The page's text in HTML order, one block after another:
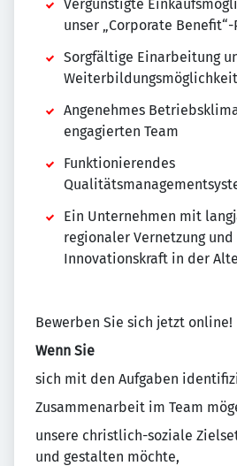
Vergünstigte
unser „Corporate
Sorgfältige Einarbeitung
Angenehmes
engagierten Team
Funktionierendes
Ein Unternehmen mit
regionaler Vernetzung und
Innovationskraft in der
Bewerben Sie sich jetzt online!
Wenn Sie
sich mit den Aufgaben
Zusammenarbeit im Team
unsere christlich-soziale
und gestalten möchte,